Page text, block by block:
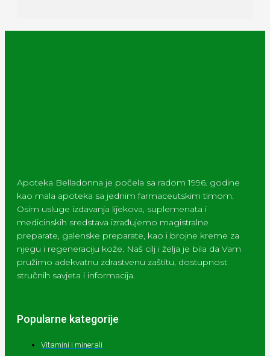
Apoteka Belladonna je počela sa radom 1996. godine
kao mala apoteka sa jednim farmaceutskim timom.
Osim usluge izdavanja lijekova, suplemenata i
medicinskih sredstava izrađujemo magistralne
preparate, galenske preparate, kao i brojne kreme za
njegu i regeneraciju kože. Naš cilj i želja je bila da Vam
pružimo adekvatnu zdrastvenu zaštitu, dostupnost
stručnih savjeta i informacija.
Popularne kategorije
Vitamini i minerali